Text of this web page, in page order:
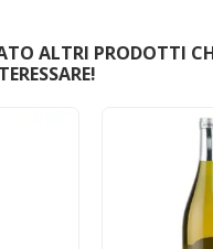
ALTRI PRODOTTI